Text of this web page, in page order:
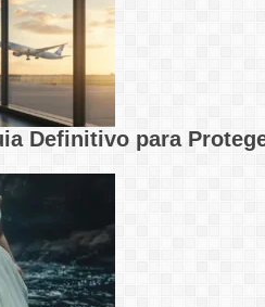
Definitivo para